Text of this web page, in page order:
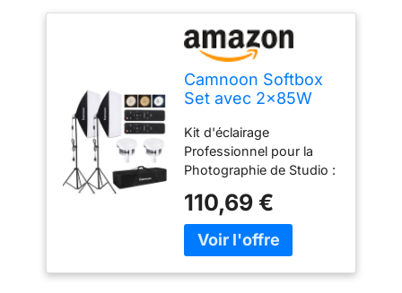
Camnoon Softbox
Set avec 2x85W
Color Temperature
Light LED,
2x50x70cm
Softbox, 2x2M
Light Stand, 2
Télécommandes,
Sac de Transport,
Kit d'éclairage
Professionnel pour la
Photographie de Studio :
LED, 2 * boîtes à lumière,
2 * supports de lumière,
2 * télécommandes et 1 *
110,69 €